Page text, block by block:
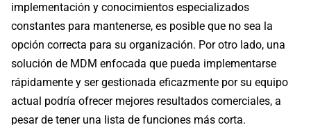
implementación y conocimientos especializados
constantes para mantenerse, es posible que no sea la
opción correcta para su organización. Por otro lado, una
solución de MDM enfocada que pueda implementarse
rápidamente y ser gestionada eficazmente por su equipo
actual podría ofrecer mejores resultados comerciales, a
pesar de tener una lista de funciones más corta.